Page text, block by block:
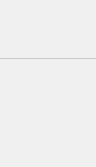
a seizmického